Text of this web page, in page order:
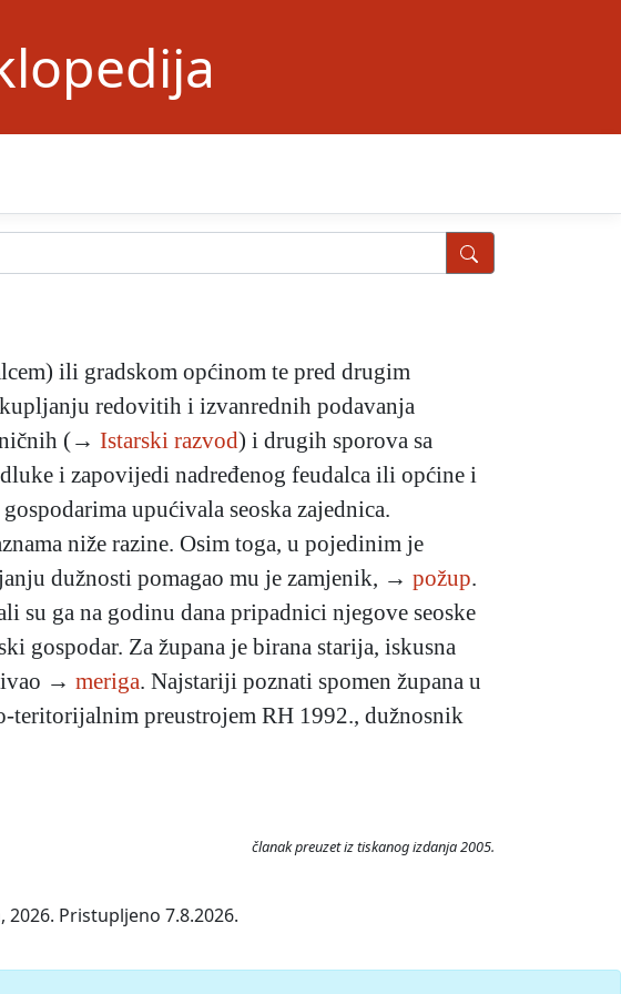
ili gradskom općinom te pred drugim
redovitih i izvanrednih podavanja
(→ Istarski razvod) i drugih sporova sa
i zapovijedi nadređenog feudalca ili općine i
upućivala seoska zajednica.
niže razine. Osim toga, u pojedinim je
dužnosti pomagao mu je zamjenik, → požup.
su ga na godinu dana pripadnici njegove seoske
gospodar. Za župana je birana starija, iskusna
→ meriga. Najstariji poznati spomen župana u
teritorijalnim preustrojem RH 1992., dužnosnik
članak preuzet iz tiskanog izdanja 2005.
Pristupljeno 7.8.2026.